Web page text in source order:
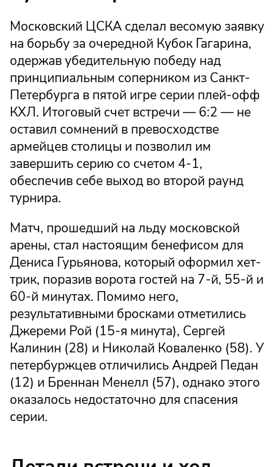
Московский ЦСКА сделал весомую заявку
на борьбу за очередной Кубок Гагарина,
одержав убедительную победу над
принципиальным соперником из Санкт-
Петербурга в пятой игре серии плей-офф
КХЛ. Итоговый счет встречи — 6:2 — не
оставил сомнений в превосходстве
армейцев столицы и позволил им
завершить серию со счетом 4-1,
обеспечив себе выход во второй раунд
турнира.
Матч, прошедший на льду московской
арены, стал настоящим бенефисом для
Дениса Гурьянова, который оформил хет-
трик, поразив ворота гостей на 7-й, 55-й и
60-й минутах. Помимо него,
результативными бросками отметились
Джереми Рой (15-я минута), Сергей
Калинин (28) и Николай Коваленко (58). У
петербуржцев отличились Андрей Педан
(12) и Бреннан Менелл (57), однако этого
оказалось недостаточно для спасения
серии.